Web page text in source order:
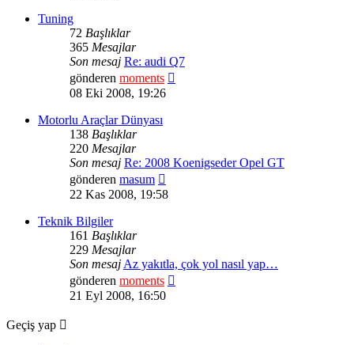
Tuning
72 Başlıklar
365 Mesajlar
Son mesaj Re: audi Q7
gönderen moments
08 Eki 2008, 19:26
Motorlu Araçlar Dünyası
138 Başlıklar
220 Mesajlar
Son mesaj Re: 2008 Koenigseder Opel GT
gönderen masum
mesajı
22 Kas 2008, 19:58
Teknik Bilgiler
161 Başlıklar
229 Mesajlar
Son mesaj Az yakıtla, çok yol nasıl yap…
gönderen moments
21 Eyl 2008, 16:50
Geçiş yap